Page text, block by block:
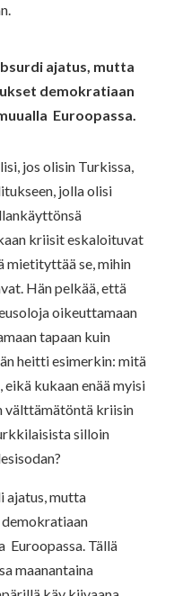
ajatus, mutta
demokratiaan
Euroopassa.
jos olisin Turkissa,
jolla olisi
kriisit eskaloituvat
mietityttää se, mihin
Hän pelkää, että
oikeuttamaan
tapaan kuin
heitti esimerkin: mitä
kukaan enää myisi
välttämätöntä kriisin
silloin
ajatus, mutta
Euroopassa. Tällä
maanantaina